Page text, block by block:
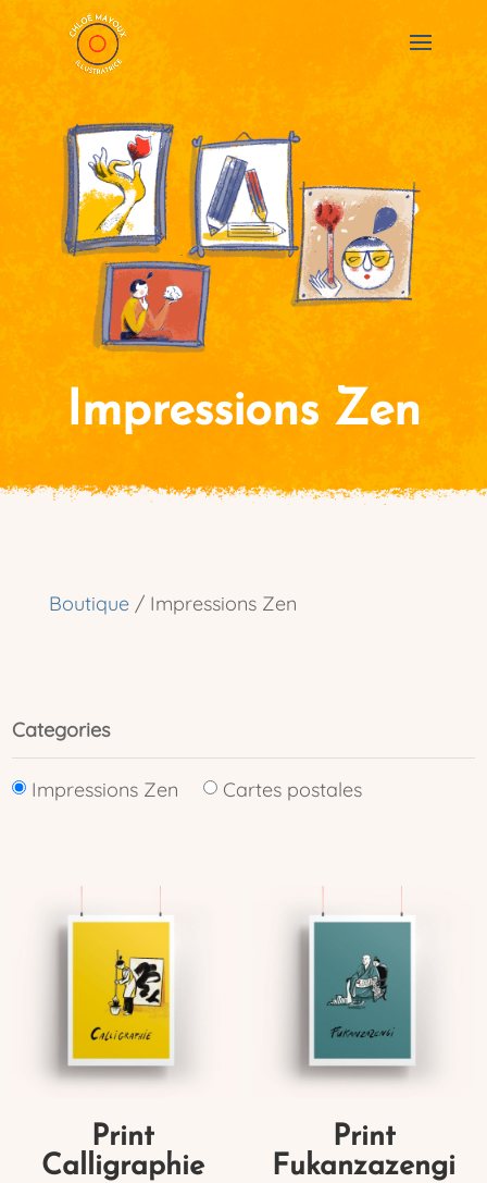
Impressions Zen
Boutique/ Impressions Zen
Categories
Impressions Zen Cartes postales
Print
Calligraphie
Print
Fukanzazengi